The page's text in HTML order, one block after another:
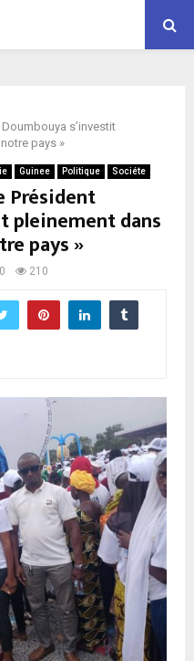
s’investit
pays »
Guinee Politique Sociéte
Président
pleinement dans
pays »
0 210